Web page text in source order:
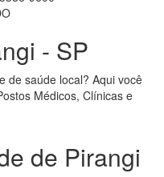
- SP
de saúde local? Aqui você
Médicos, Clínicas e
de Pirangi